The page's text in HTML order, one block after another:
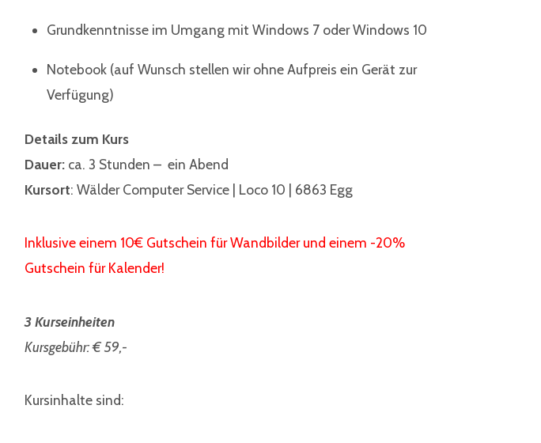
Grundkenntnisse im Umgang mit Windows 7 oder Windows 10
Notebook (auf Wunsch stellen wir ohne Aufpreis ein Gerät zur
Verfügung)
Details zum Kurs
Dauer:ca. 3 Stunden – ein Abend
Kursort: Wälder Computer Service | Loco 10 | 6863 Egg
Inklusive einem 10€ Gutschein für Wandbilder und einem -20%
Gutschein für Kalender!
3 Kurseinheiten
Kursgebühr: € 59,-
Kursinhalte sind: